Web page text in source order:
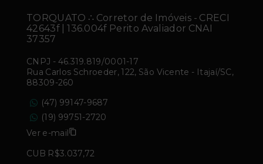
TORQUATO ∴ Corretor de Imóveis - CRECI
42643f | 136.004f Perito Avaliador CNAI
37357
CNPJ - 46.319.819/0001-17
Rua Carlos Schroeder, 122, São Vicente - Itajaí/SC,
88309-260
(47) 99147-9687
(19) 99751-2720
Ver e-mail
CUB R$3.037,72